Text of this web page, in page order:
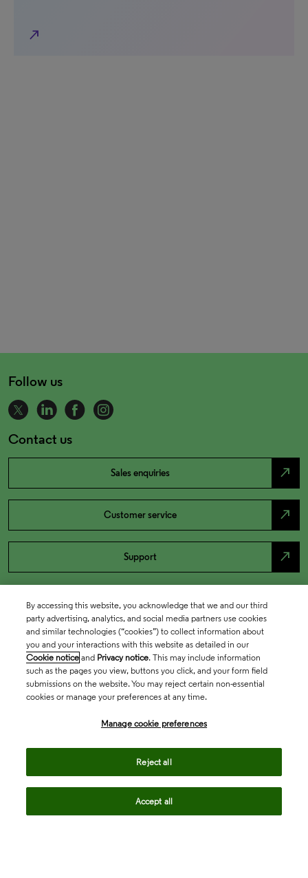
north_east
Follow us
Contact us
Sales enquiries north_east
Customer service north_east
Support north_east
By accessing this website, you acknowledge that we and our third
party advertising, analytics, and social media partners use cookies
and similar technologies (“cookies”) to collect information about
you and your interactions with this website as detailed in our
Cookie notice and Privacy notice. This may include information
such as the pages you view, buttons you click, and your form field
submissions on the website. You may reject certain non-essential
cookies or manage your preferences at any time.
Manage cookie preferences
Reject all
Accept all